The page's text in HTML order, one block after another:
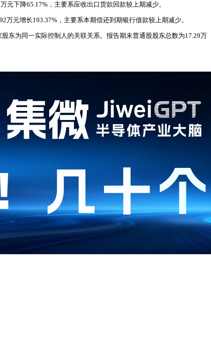
下降65.17%，主要系应收出口货款回款较上期减少。
元增长193.37%，主要系本期偿还到期银行借款较上期减少。
东为同一实际控制人的关联关系。报告期末普通股股东总数为17.29万